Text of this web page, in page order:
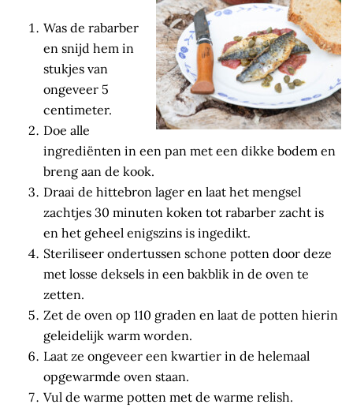
Was de rabarber
en snijd hem in
stukjes van
ongeveer 5
centimeter.
Doe alle
ingrediënten in een pan met een dikke bodem en
breng aan de kook.
Draai de hittebron lager en laat het mengsel
zachtjes 30 minuten koken tot rabarber zacht is
en het geheel enigszins is ingedikt.
Steriliseer ondertussen schone potten door deze
met losse deksels in een bakblik in de oven te
zetten.
Zet de oven op 110 graden en laat de potten hierin
geleidelijk warm worden.
Laat ze ongeveer een kwartier in de helemaal
opgewarmde oven staan.
Vul de warme potten met de warme relish.